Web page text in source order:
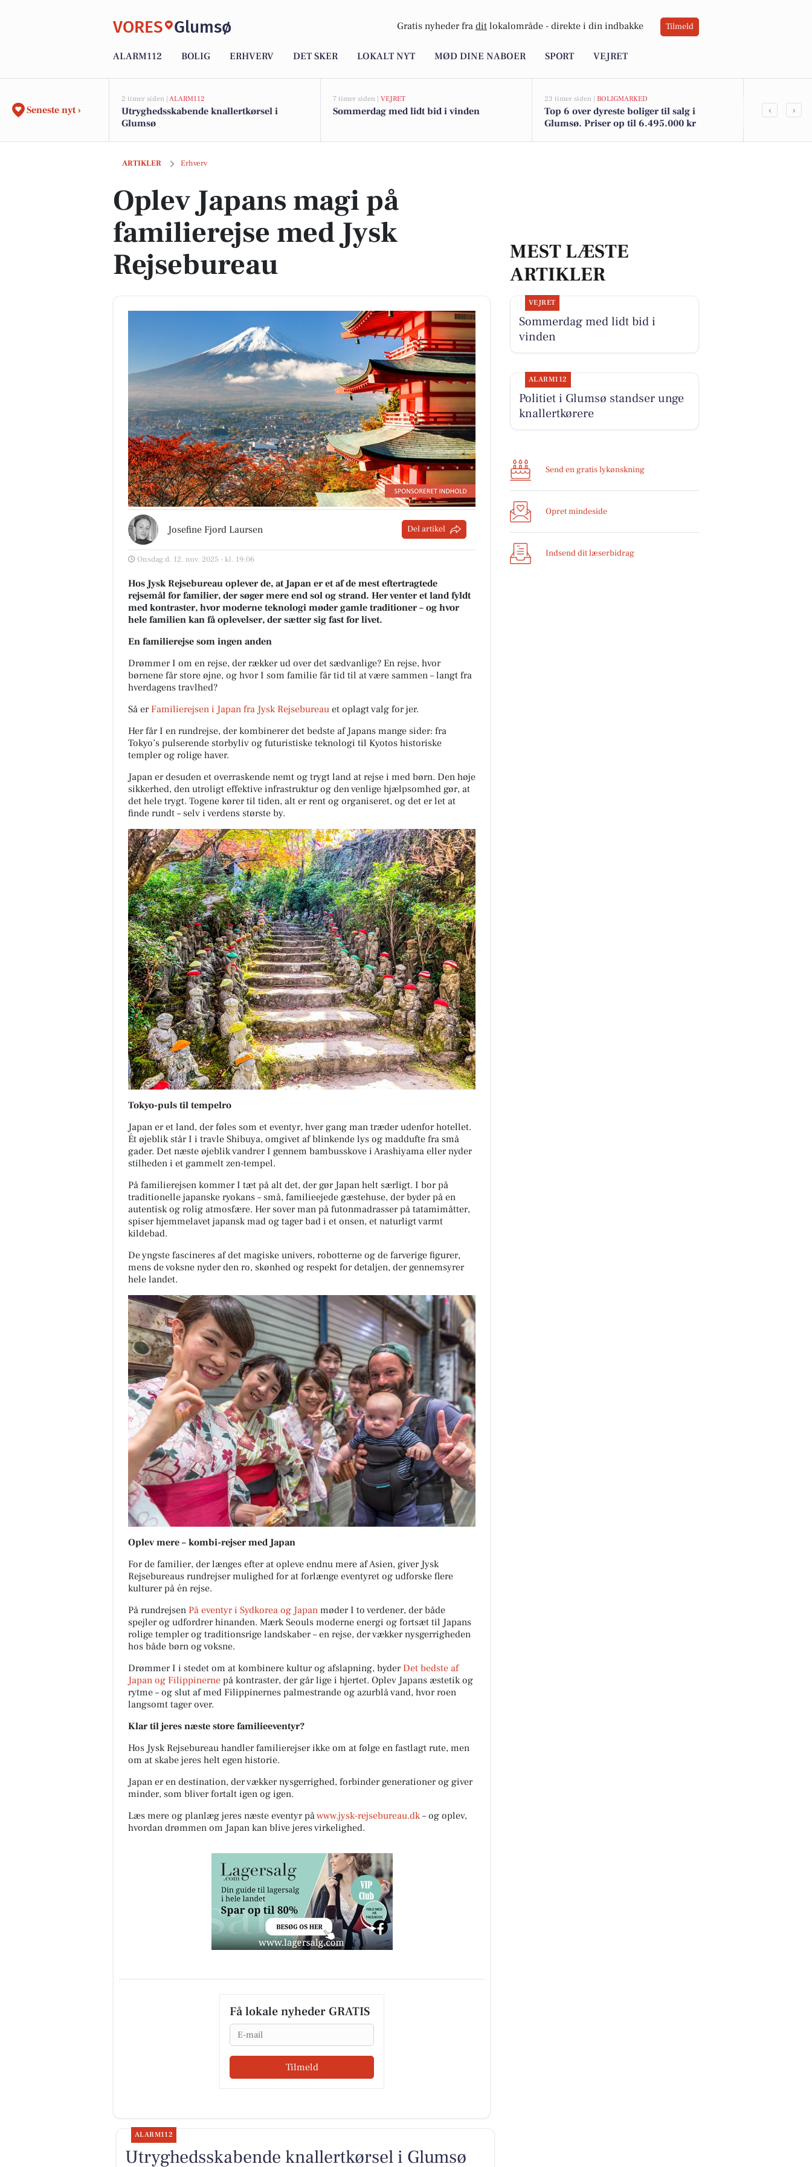
VORES Glumsø Gratis nyheder fra dit lokalområde - direkte i din indbakke Tilmeld
ALARM112 BOLIG ERHVERV DET SKER LOKALT NYT MØD DINE NABOER SPORT VEJRET
Seneste nyt ›
2 timer siden | ALARM112
Utryghedsskabende knallertkørsel i
Glumsø
7 timer siden | VEJRET
Sommerdag med lidt bid i vinden
23 timer siden | BOLIGMARKED
Top 6 over dyreste boliger til salg i
Glumsø. Priser op til 6.495.000 kr
Politiet i
‹ ›
ARTIKLER Erhverv
Oplev Japans magi på familierejse med Jysk Rejsebureau
Oplev Japans magi på
familierejse med Jysk
Rejsebureau
Josefine Fjord Laursen Del artikel
Onsdag d. 12. nov. 2025 - kl. 19:06
Hos Jysk Rejsebureau oplever de, at Japan er et af de mest eftertragtede
rejsemål for familier, der søger mere end sol og strand. Her venter et land fyldt
med kontraster, hvor moderne teknologi møder gamle traditioner – og hvor
hele familien kan få oplevelser, der sætter sig fast for livet.
En familierejse som ingen anden
Drømmer I om en rejse, der rækker ud over det sædvanlige? En rejse, hvor
børnene får store øjne, og hvor I som familie får tid til at være sammen – langt fra
hverdagens travlhed?
Så er Familierejsen i Japan fra Jysk Rejsebureau et oplagt valg for jer.
Her får I en rundrejse, der kombinerer det bedste af Japans mange sider: fra
Tokyo’s pulserende storbyliv og futuristiske teknologi til Kyotos historiske
templer og rolige haver.
Japan er desuden et overraskende nemt og trygt land at rejse i med børn. Den høje
sikkerhed, den utroligt effektive infrastruktur og den venlige hjælpsomhed gør, at
det hele trygt. Togene kører til tiden, alt er rent og organiseret, og det er let at
finde rundt – selv i verdens største by.
Tokyo-puls til tempelro
Japan er et land, der føles som et eventyr, hver gang man træder udenfor hotellet.
Ét øjeblik står I i travle Shibuya, omgivet af blinkende lys og maddufte fra små
gader. Det næste øjeblik vandrer I gennem bambusskove i Arashiyama eller nyder
stilheden i et gammelt zen-tempel.
På familierejsen kommer I tæt på alt det, der gør Japan helt særligt. I bor på
traditionelle japanske ryokans – små, familieejede gæstehuse, der byder på en
autentisk og rolig atmosfære. Her sover man på futonmadrasser på tatamimåtter,
spiser hjemmelavet japansk mad og tager bad i et onsen, et naturligt varmt
kildebad.
De yngste fascineres af det magiske univers, robotterne og de farverige figurer,
mens de voksne nyder den ro, skønhed og respekt for detaljen, der gennemsyrer
hele landet.
Oplev mere – kombi-rejser med Japan
For de familier, der længes efter at opleve endnu mere af Asien, giver Jysk
Rejsebureaus rundrejser mulighed for at forlænge eventyret og udforske flere
kulturer på én rejse.
På rundrejsen På eventyr i Sydkorea og Japan møder I to verdener, der både
spejler og udfordrer hinanden. Mærk Seouls moderne energi og fortsæt til Japans
rolige templer og traditionsrige landskaber – en rejse, der vækker nysgerrigheden
hos både børn og voksne.
Drømmer I i stedet om at kombinere kultur og afslapning, byder Det bedste af
Japan og Filippinerne på kontraster, der går lige i hjertet. Oplev Japans æstetik og
rytme – og slut af med Filippinernes palmestrande og azurblå vand, hvor roen
langsomt tager over.
Klar til jeres næste store familieeventyr?
Hos Jysk Rejsebureau handler familierejser ikke om at følge en fastlagt rute, men
om at skabe jeres helt egen historie.
Japan er en destination, der vækker nysgerrighed, forbinder generationer og giver
minder, som bliver fortalt igen og igen.
Læs mere og planlæg jeres næste eventyr påwww.jysk-rejsebureau.dk– og oplev,
hvordan drømmen om Japan kan blive jeres virkelighed.
Få lokale nyheder GRATIS
Email
Tilmeld
MEST LÆSTE
ARTIKLER
VEJRET
Sommerdag med lidt bid i
vinden
ALARM112
Politiet i Glumsø standser unge
knallertkørere
Send en gratis lykønskning
Opret mindeside
Indsend dit læserbidrag
ALARM112
Utryghedsskabende knallertkørsel i Glumsø